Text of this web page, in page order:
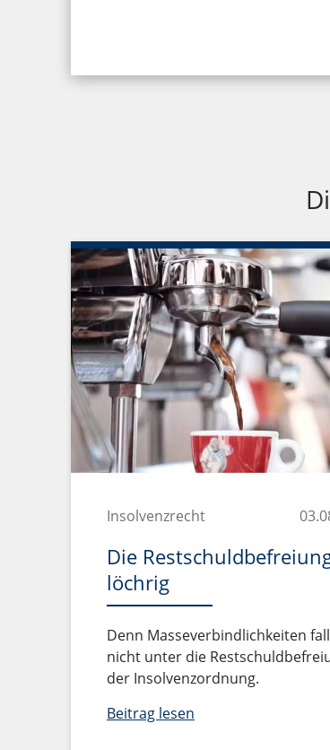
Insolvenzrecht
Die
löchrig
Denn Masseverbindlichkeiten
nicht unter die
der Insolvenzordnung.
Beitrag lesen